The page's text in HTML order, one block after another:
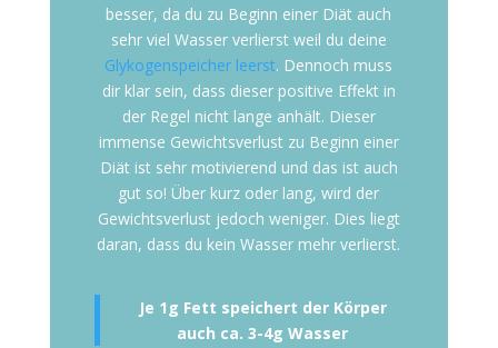
besser, da du zu Beginn einer Diät auch
sehr viel Wasser verlierst weil du deine
Glykogenspeicher leerst. Dennoch muss
dir klar sein, dass dieser positive Effekt in
der Regel nicht lange anhält. Dieser
immense Gewichtsverlust zu Beginn einer
Diät ist sehr motivierend und das ist auch
gut so! Über kurz oder lang, wird der
Gewichtsverlust jedoch weniger. Dies liegt
daran, dass du kein Wasser mehr verlierst.
Je 1g Fett speichert der Körper
auch ca. 3-4g Wasser